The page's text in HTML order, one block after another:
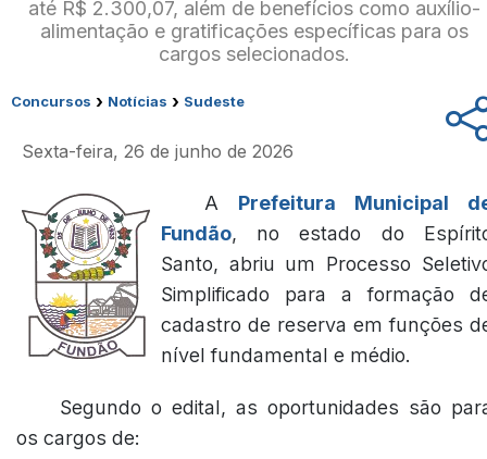
até R$ 2.300,07, além de benefícios como auxílio-
alimentação e gratificações específicas para os
cargos selecionados.
Concursos › Notícias › Sudeste
Sexta-feira, 26 de junho de 2026
A Prefeitura Municipal
Fundão, no estado do
Santo, abriu um Processo
Simplificado para a formação
cadastro de reserva em funções
nível fundamental e médio.
Segundo o edital, as oportunidades são
os cargos de: